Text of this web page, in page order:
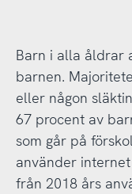
Barn i alla åldrar
barnen.
eller någon
67 procent av
som går på
använder
från 2018 års